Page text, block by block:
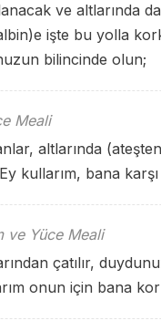
ve altlarında
işte bu yolla
bilincinde olun;
Meali
altlarında
kullarım, bana karşı
ve Yüce Meali
çatılır,
onun için bana